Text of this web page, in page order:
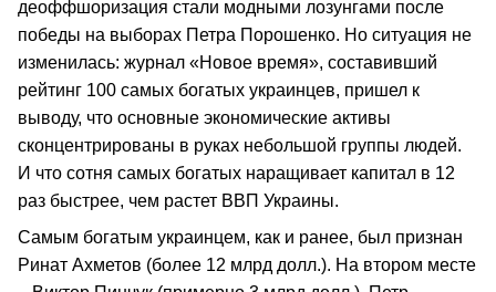
деоффшоризация стали модными лозунгами после
победы на выборах Петра Порошенко. Но ситуация не
изменилась: журнал «Новое время», составивший
рейтинг 100 самых богатых украинцев, пришел к
выводу, что основные экономические активы
сконцентрированы в руках небольшой группы людей.
И что сотня самых богатых наращивает капитал в 12
раз быстрее, чем растет ВВП Украины.
Самым богатым украинцем, как и ранее, был признан
Ринат Ахметов (более 12 млрд долл.). На втором месте